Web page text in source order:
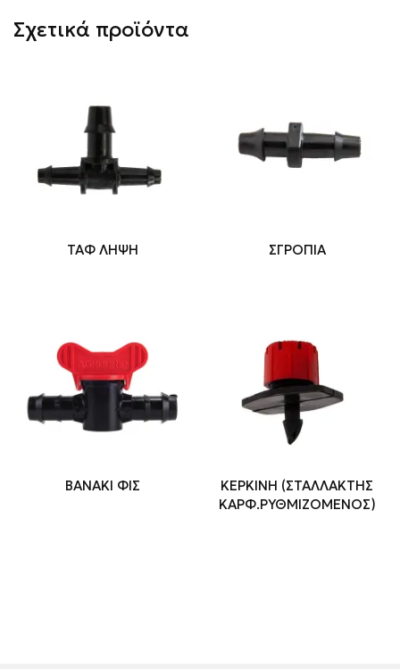
Σχετικά προϊόντα
ΤΑΦ ΛΗΨΗ ΣΓΡΟΠΙΑ
ΒΑΝΑΚΙ ΦΙΣ
ΚΕΡΚΙΝΗ (ΣΤΑΛΛΑΚΤΗΣ
ΚΑΡΦ.ΡΥΘΜΙΖΟΜΕΝΟΣ)